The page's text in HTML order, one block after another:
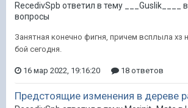
RecedivSpb ответил в тему ___Guslik____ в
вопросы
Занятная конечно фигня, причем всплыла хз
бой сегодня.
16 мар 2022, 19:16:20 18 ответов
Предстоящие изменения в дереве